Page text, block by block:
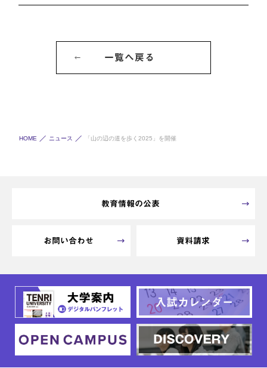
一覧へ戻る
HOME ニュース 「山の辺の道を歩く2025」を開催
教育情報の公表
お問い合わせ 資料請求